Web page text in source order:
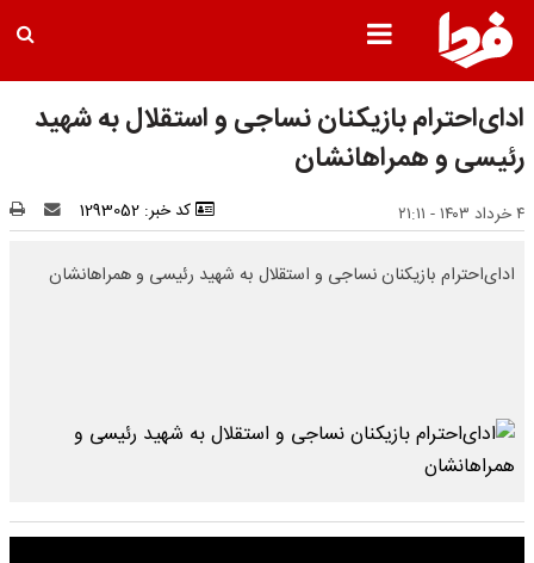
ادای‌احترام بازیکنان نساجی و استقلال به شهید
رئیسی و همراهانشان
۴ خرداد ۱۴۰۳ - ۲۱:۱۱ کد خبر: 1293052
ادای‌احترام بازیکنان نساجی و استقلال به شهید رئیسی و همراهانشان